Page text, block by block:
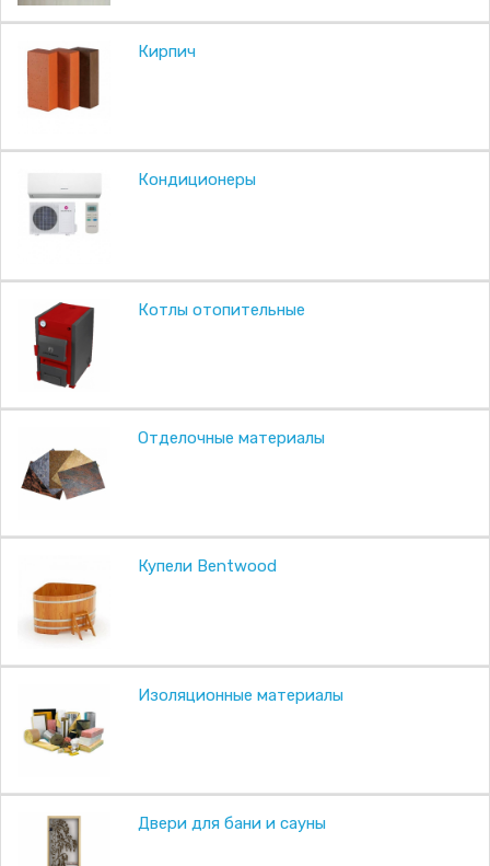
Кирпич
Кондиционеры
Котлы отопительные
Отделочные материалы
Купели Bentwood
Изоляционные материалы
Двери для бани и сауны